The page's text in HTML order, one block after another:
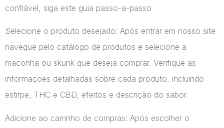
confiável, siga este guia passo-a-passo
Selecione o produto desejado: Após entrar em nosso site
navegue pelo catálogo de produtos e selecione a
maconha ou skunk que deseja comprar. Verifique as
informações detalhadas sobre cada produto, incluindo
estirpe, THC e CBD, efeitos e descrição do sabor.
Adicione ao carrinho de compras: Após escolher o